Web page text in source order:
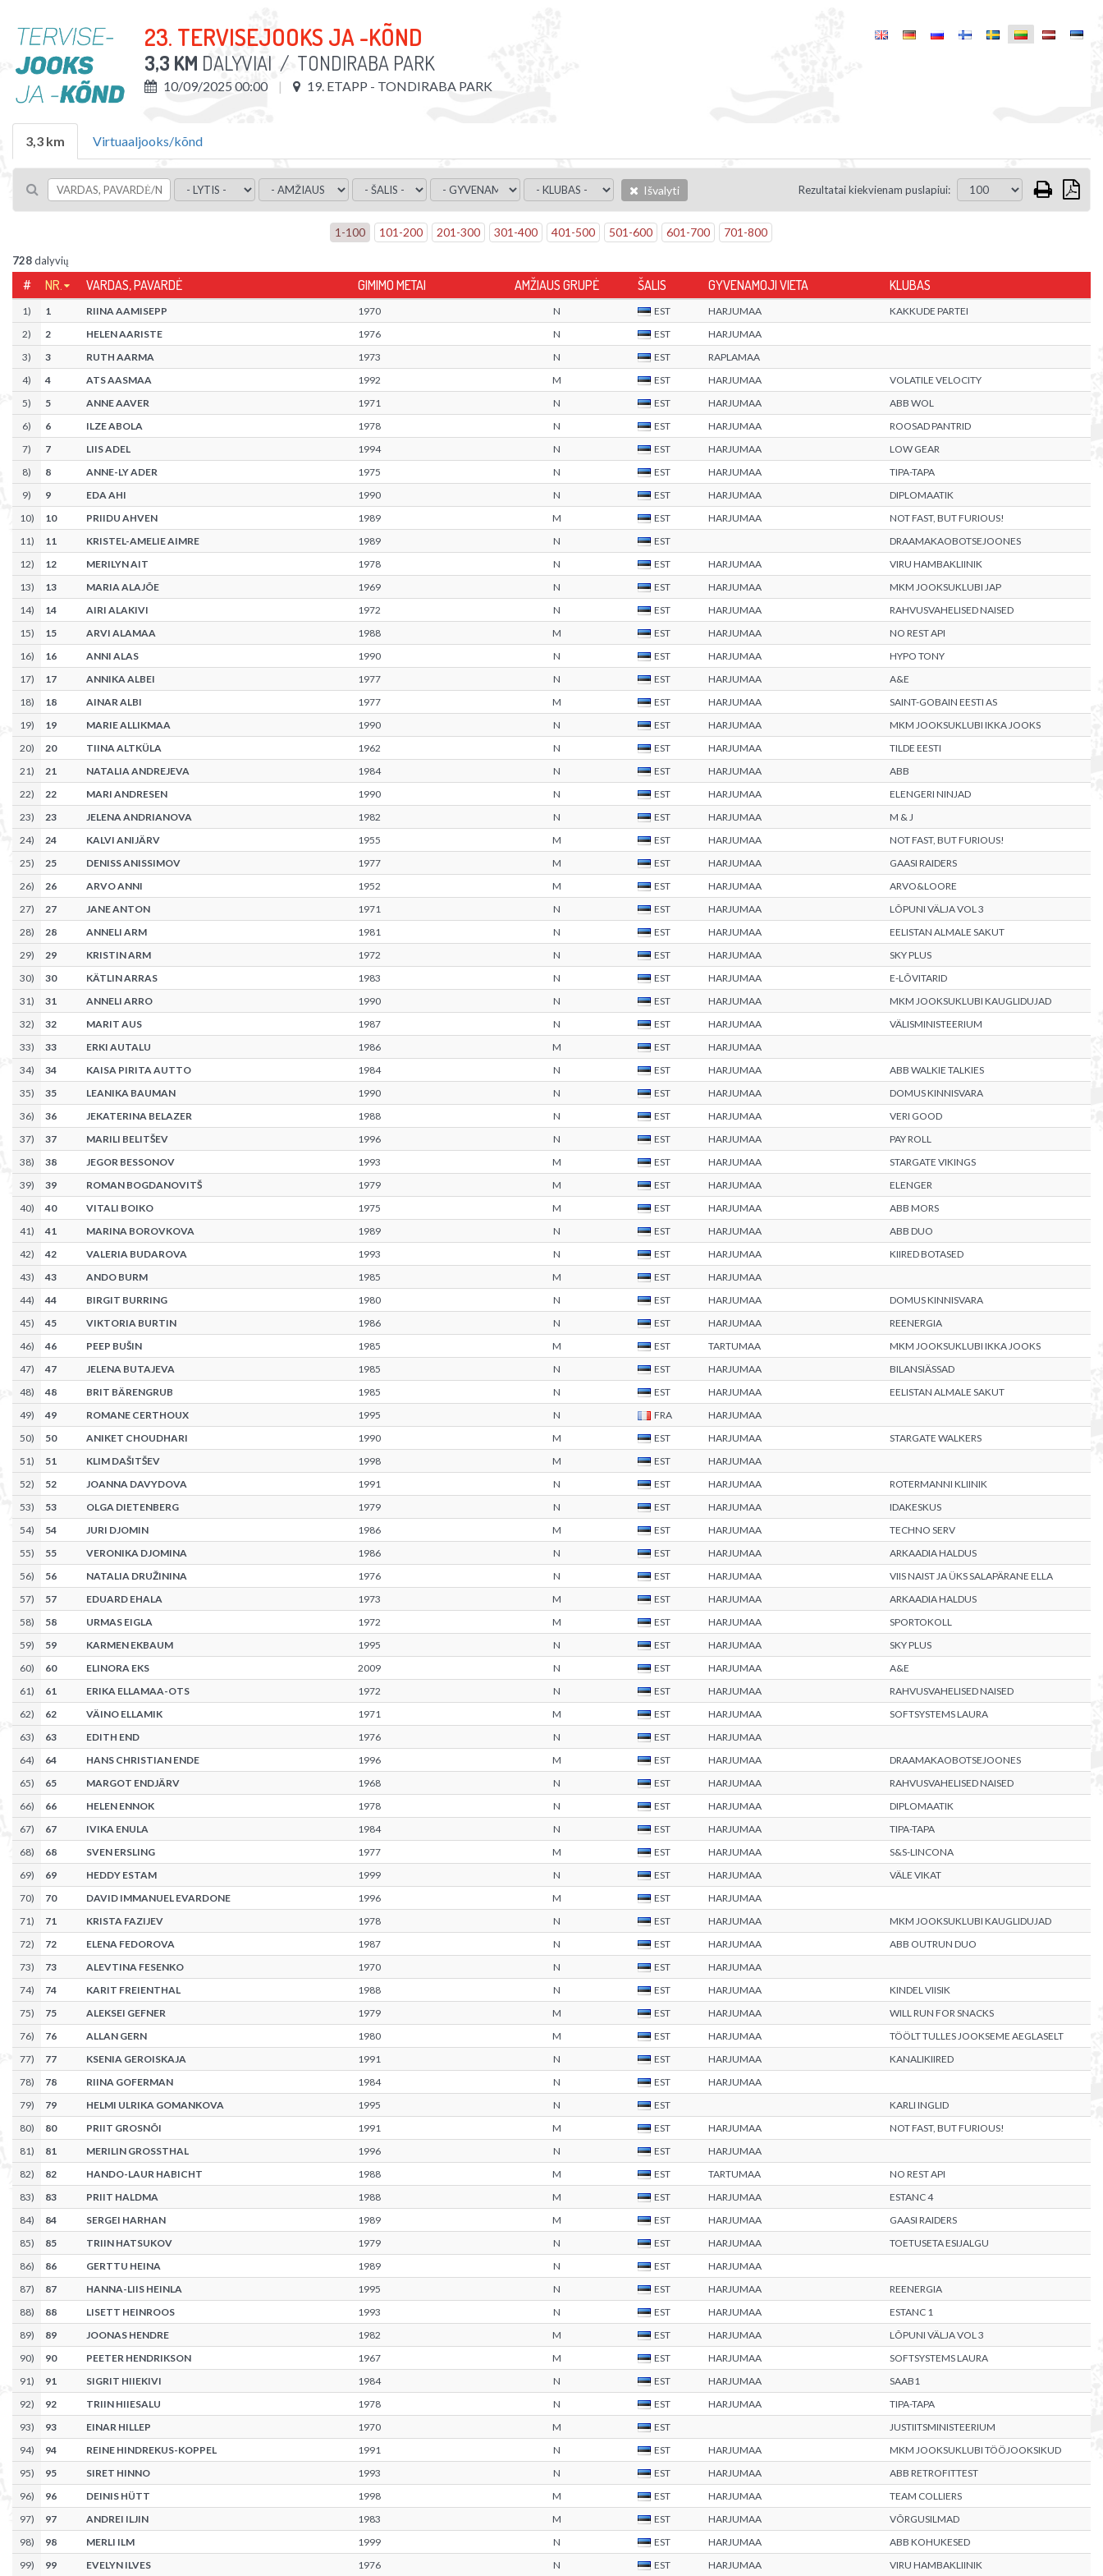
23. TERVISEJOOKS JA -KÕND
3,3 KM DALYVIAI / TONDIRABA PARK
10/09/2025 00:00 19. ETAPP - TONDIRABA PARK
3,3 km Virtuaaljooks/kõnd
Išvalyti Rezultatai kiekvienam puslapiui:
1 -100 101 -200 201 -300 301 -400 401 -500 501 -600 601 -700 701 -800
728dalyvių
# NR. VARDAS, PAVARDĖ GIMIMO METAI AMŽIAUS GRUPĖ ŠALIS GYVENAMOJI VIETA KLUBAS
1) 1 RIINA AAMISEPP 1970 N EST HARJUMAA
KAKKUDE PARTEI
2) 2 HELEN AARISTE 1976 N EST
HARJUMAA
3) 3 RUTH AARMA 1973 N EST
RAPLAMAA
4) 4 ATS AASMAA 1992 M EST HARJUMAA
VOLATILE VELOCITY
5) 5 ANNE AAVER 1971 N EST HARJUMAA
ABB WOL
6) 6 ILZE ABOLA 1978 N EST HARJUMAA
ROOSAD PANTRID
7) 7 LIIS ADEL 1994 N EST HARJUMAA
LOW GEAR
8) 8 ANNE-LY ADER 1975 N EST HARJUMAA
TIPA-TAPA
9) 9 EDA AHI 1990 N EST HARJUMAA
DIPLOMAATIK
10) 10 PRIIDU AHVEN 1989 M EST HARJUMAA
NOT FAST, BUT FURIOUS!
11) 11 KRISTEL-AMELIE AIMRE 1989 N EST
DRAAMAKAOBOTSEJOONES
12) 12 MERILYN AIT 1978 N EST HARJUMAA
VIRU HAMBAKLIINIK
13) 13 MARIA ALAJÕE 1969 N EST HARJUMAA
MKM JOOKSUKLUBI JAP
14) 14 AIRI ALAKIVI 1972 N EST HARJUMAA
RAHVUSVAHELISED NAISED
15) 15 ARVI ALAMAA 1988 M EST HARJUMAA
NO REST API
16) 16 ANNI ALAS 1990 N EST HARJUMAA
HYPO TONY
17) 17 ANNIKA ALBEI 1977 N EST HARJUMAA
A&E
18) 18 AINAR ALBI 1977 M EST HARJUMAA
SAINT-GOBAIN EESTI AS
19) 19 MARIE ALLIKMAA 1990 N EST HARJUMAA
MKM JOOKSUKLUBI IKKA JOOKS
20) 20 TIINA ALTKÜLA 1962 N EST HARJUMAA
TILDE EESTI
21) 21 NATALIA ANDREJEVA 1984 N EST HARJUMAA
ABB
22) 22 MARI ANDRESEN 1990 N EST HARJUMAA
ELENGERI NINJAD
23) 23 JELENA ANDRIANOVA 1982 N EST HARJUMAA
M & J
24) 24 KALVI ANIJÄRV 1955 M EST HARJUMAA
NOT FAST, BUT FURIOUS!
25) 25 DENISS ANISSIMOV 1977 M EST HARJUMAA
GAASI RAIDERS
26) 26 ARVO ANNI 1952 M EST HARJUMAA
ARVO&LOORE
27) 27 JANE ANTON 1971 N EST HARJUMAA
LÕPUNI VÄLJA VOL 3
28) 28 ANNELI ARM 1981 N EST HARJUMAA
EELISTAN ALMALE SAKUT
29) 29 KRISTIN ARM 1972 N EST HARJUMAA
SKY PLUS
30) 30 KÄTLIN ARRAS 1983 N EST HARJUMAA
E-LÕVITARID
31) 31 ANNELI ARRO 1990 N EST HARJUMAA
MKM JOOKSUKLUBI KAUGLIDUJAD
32) 32 MARIT AUS 1987 N EST HARJUMAA
VÄLISMINISTEERIUM
33) 33 ERKI AUTALU 1986 M EST
HARJUMAA
34) 34 KAISA PIRITA AUTTO 1984 N EST HARJUMAA
ABB WALKIE TALKIES
35) 35 LEANIKA BAUMAN 1990 N EST HARJUMAA
DOMUS KINNISVARA
36) 36 JEKATERINA BELAZER 1988 N EST HARJUMAA
VERI GOOD
37) 37 MARILI BELITŠEV 1996 N EST HARJUMAA
PAY ROLL
38) 38 JEGOR BESSONOV 1993 M EST HARJUMAA
STARGATE VIKINGS
39) 39 ROMAN BOGDANOVITŠ 1979 M EST HARJUMAA
ELENGER
40) 40 VITALI BOIKO 1975 M EST HARJUMAA
ABB MORS
41) 41 MARINA BOROVKOVA 1989 N EST HARJUMAA
ABB DUO
42) 42 VALERIA BUDAROVA 1993 N EST HARJUMAA
KIIRED BOTASED
43) 43 ANDO BURM 1985 M EST
HARJUMAA
44) 44 BIRGIT BURRING 1980 N EST HARJUMAA
DOMUS KINNISVARA
45) 45 VIKTORIA BURTIN 1986 N EST HARJUMAA
REENERGIA
46) 46 PEEP BUŠIN 1985 M EST TARTUMAA
MKM JOOKSUKLUBI IKKA JOOKS
47) 47 JELENA BUTAJEVA 1985 N EST HARJUMAA
BILANSIÄSSAD
48) 48 BRIT BÄRENGRUB 1985 N EST HARJUMAA
EELISTAN ALMALE SAKUT
49) 49 ROMANE CERTHOUX 1995 N FRA
HARJUMAA
50) 50 ANIKET CHOUDHARI 1990 M EST HARJUMAA
STARGATE WALKERS
51) 51 KLIM DAŠITŠEV 1998 M EST
HARJUMAA
52) 52 JOANNA DAVYDOVA 1991 N EST HARJUMAA
ROTERMANNI KLIINIK
53) 53 OLGA DIETENBERG 1979 N EST HARJUMAA
IDAKESKUS
54) 54 JURI DJOMIN 1986 M EST HARJUMAA
TECHNO SERV
55) 55 VERONIKA DJOMINA 1986 N EST HARJUMAA
ARKAADIA HALDUS
56) 56 NATALIA DRUŽININA 1976 N EST HARJUMAA
VIIS NAIST JA ÜKS SALAPÄRANE ELLA
57) 57 EDUARD EHALA 1973 M EST HARJUMAA
ARKAADIA HALDUS
58) 58 URMAS EIGLA 1972 M EST HARJUMAA
SPORTOKOLL
59) 59 KARMEN EKBAUM 1995 N EST HARJUMAA
SKY PLUS
60) 60 ELINORA EKS 2009 N EST HARJUMAA
A&E
61) 61 ERIKA ELLAMAA-OTS 1972 N EST HARJUMAA
RAHVUSVAHELISED NAISED
62) 62 VÄINO ELLAMIK 1971 M EST HARJUMAA
SOFTSYSTEMS LAURA
63) 63 EDITH END 1976 N EST
HARJUMAA
64) 64 HANS CHRISTIAN ENDE 1996 M EST HARJUMAA
DRAAMAKAOBOTSEJOONES
65) 65 MARGOT ENDJÄRV 1968 N EST HARJUMAA
RAHVUSVAHELISED NAISED
66) 66 HELEN ENNOK 1978 N EST HARJUMAA
DIPLOMAATIK
67) 67 IVIKA ENULA 1984 N EST HARJUMAA
TIPA-TAPA
68) 68 SVEN ERSLING 1977 M EST HARJUMAA
S&S-LINCONA
69) 69 HEDDY ESTAM 1999 N EST HARJUMAA
VÄLE VIKAT
70) 70 DAVID IMMANUEL EVARDONE 1996 M EST
HARJUMAA
71) 71 KRISTA FAZIJEV 1978 N EST HARJUMAA
MKM JOOKSUKLUBI KAUGLIDUJAD
72) 72 ELENA FEDOROVA 1987 N EST HARJUMAA
ABB OUTRUN DUO
73) 73 ALEVTINA FESENKO 1970 N EST
HARJUMAA
74) 74 KARIT FREIENTHAL 1988 N EST HARJUMAA
KINDEL VIISIK
75) 75 ALEKSEI GEFNER 1979 M EST HARJUMAA
WILL RUN FOR SNACKS
76) 76 ALLAN GERN 1980 M EST HARJUMAA
TÖÖLT TULLES JOOKSEME AEGLASELT
77) 77 KSENIA GEROISKAJA 1991 N EST HARJUMAA
KANALIKIIRED
78) 78 RIINA GOFERMAN 1984 N EST
HARJUMAA
79) 79 HELMI ULRIKA GOMANKOVA 1995 N EST
KARLI INGLID
80) 80 PRIIT GROSNÕI 1991 M EST HARJUMAA
NOT FAST, BUT FURIOUS!
81) 81 MERILIN GROSSTHAL 1996 N EST
HARJUMAA
82) 82 HANDO-LAUR HABICHT 1988 M EST TARTUMAA
NO REST API
83) 83 PRIIT HALDMA 1988 M EST HARJUMAA
ESTANC 4
84) 84 SERGEI HARHAN 1989 M EST HARJUMAA
GAASI RAIDERS
85) 85 TRIIN HATSUKOV 1979 N EST HARJUMAA
TOETUSETA ESIJALGU
86) 86 GERTTU HEINA 1989 N EST
HARJUMAA
87) 87 HANNA-LIIS HEINLA 1995 N EST HARJUMAA
REENERGIA
88) 88 LISETT HEINROOS 1993 N EST HARJUMAA
ESTANC 1
89) 89 JOONAS HENDRE 1982 M EST HARJUMAA
LÕPUNI VÄLJA VOL 3
90) 90 PEETER HENDRIKSON 1967 M EST HARJUMAA
SOFTSYSTEMS LAURA
91) 91 SIGRIT HIIEKIVI 1984 N EST HARJUMAA
SAAB1
92) 92 TRIIN HIIESALU 1978 N EST HARJUMAA
TIPA-TAPA
93) 93 EINAR HILLEP 1970 M EST
JUSTIITSMINISTEERIUM
94) 94 REINE HINDREKUS-KOPPEL 1991 N EST HARJUMAA
MKM JOOKSUKLUBI TÖÖJOOKSIKUD
95) 95 SIRET HINNO 1993 N EST HARJUMAA
ABB RETROFITTEST
96) 96 DEINIS HÜTT 1998 M EST HARJUMAA
TEAM COLLIERS
97) 97 ANDREI ILJIN 1983 M EST HARJUMAA
VÕRGUSILMAD
98) 98 MERLI ILM 1999 N EST HARJUMAA
ABB KOHUKESED
99) 99 EVELYN ILVES 1976 N EST HARJUMAA VIRU HAMBAKLIINIK